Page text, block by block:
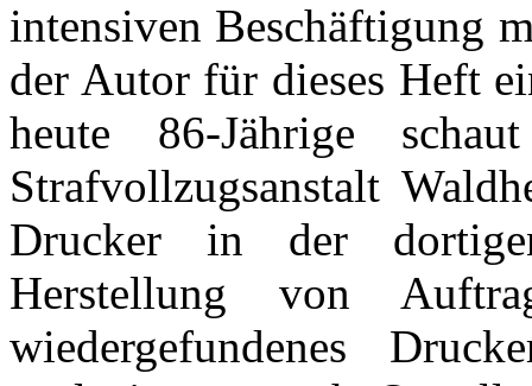
intensiven Beschäftigung
der Autor für dieses Heft
heute 86-Jährige
Strafvollzugsanstalt
Drucker in der
Herstellung von
wiedergefundenes